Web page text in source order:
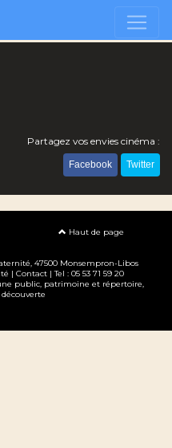
Partagez vos envies cinéma :
Facebook Twitter
Haut de page
47500 Monsempron-Libos
| Contact | Tel : 05 53 71 59 20
public, patrimoine et répertoire,